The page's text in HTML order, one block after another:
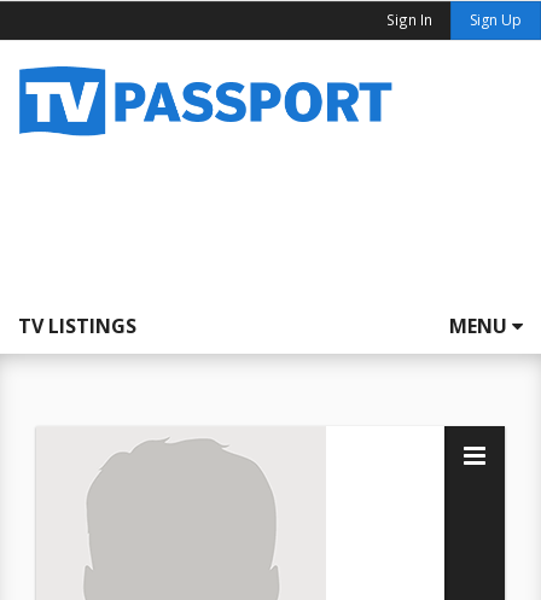
Sign In Sign Up
TV LISTINGS MENU